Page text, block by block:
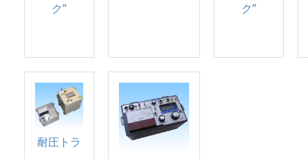
ク”
ク”
耐圧トラ